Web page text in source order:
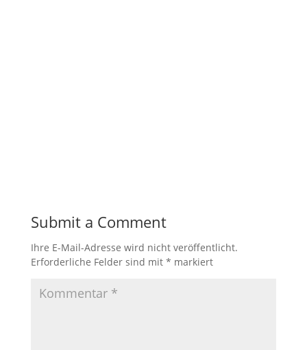
Submit a Comment
Ihre E-Mail-Adresse wird nicht veröffentlicht.
Erforderliche Felder sind mit * markiert